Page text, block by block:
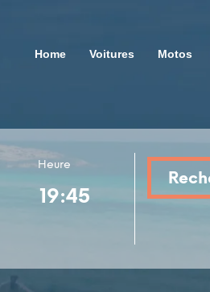
Home Voitures Motos
Heure